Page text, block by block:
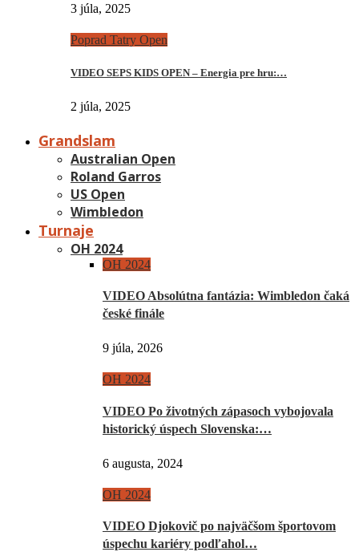
3 júla, 2025
Poprad Tatry Open
VIDEO SEPS KIDS OPEN – Energia pre hru:…
2 júla, 2025
Grandslam
Australian Open
Roland Garros
US Open
Wimbledon
Turnaje
OH 2024
OH 2024
VIDEO Absolútna fantázia: Wimbledon čaká
české finále
9 júla, 2026
OH 2024
VIDEO Po životných zápasoch vybojovala
historický úspech Slovenska:…
6 augusta, 2024
OH 2024
VIDEO Djokovič po najväčšom športovom
úspechu kariéry podľahol…